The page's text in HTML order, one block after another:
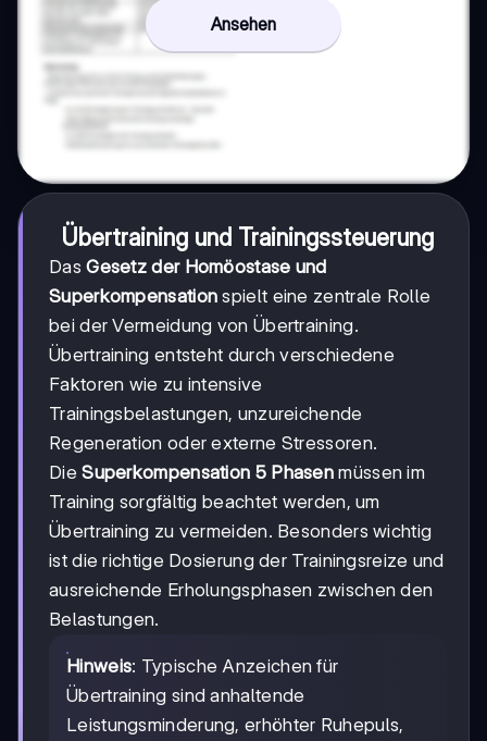
Ansehen
Übertraining und Trainingssteuerung
DasGesetz der Homöostase und
Superkompensation spielt eine zentrale Rolle
bei der Vermeidung von Übertraining.
Übertraining entsteht durch verschiedene
Faktoren wie zu intensive
Trainingsbelastungen, unzureichende
Regeneration oder externe Stressoren.
DieSuperkompensation 5 Phasen müssen im
Training sorgfältig beachtet werden, um
Übertraining zu vermeiden. Besonders wichtig
ist die richtige Dosierung der Trainingsreize und
ausreichende Erholungsphasen zwischen den
Belastungen.
Hinweis: Typische Anzeichen für
Übertraining sind anhaltende
Leistungsminderung, erhöhter Ruhepuls,